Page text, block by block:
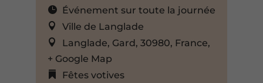
Événement sur toute la journée
Ville de Langlade
Langlade, Gard, 30980, France,
+ Google Map
Fêtes votives